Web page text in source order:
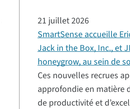
21 juillet 2026
SmartSense accueille
Jack in the Box, Inc., et
honeygrow, au sein de
Ces nouvelles recrues
approfondie en matière
de productivité et